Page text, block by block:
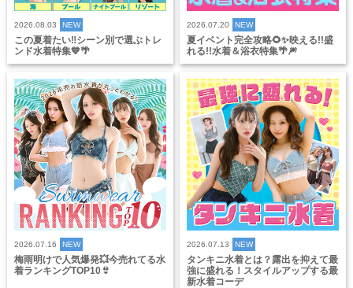
2026.08.03 NEW
この夏着たい‼️シーン別で選ぶトレ
ンド水着特集💙🌴
2026.07.20 NEW
夏イベント完全攻略🌻✨映える!!盛
れる!!水着＆浴衣特集🌴🎆
2026.07.16 NEW
梅雨明けで人気爆発💥今売れてる水
着ランキングTOP10👙
2026.07.13 NEW
タンキニ水着とは？露出を抑えて最
強に盛れる！スタイルアップする最
新水着コーデ